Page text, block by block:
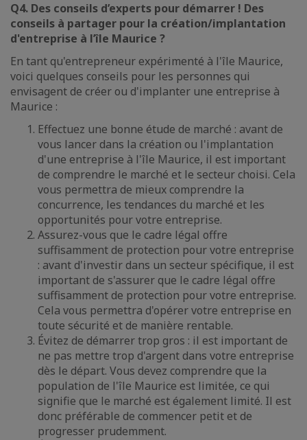
Q4. Des conseils d’experts pour démarrer ! Des
conseils à partager pour la création/implantation
d'entreprise à l’île Maurice ?
En tant qu'entrepreneur expérimenté à l'île Maurice,
voici quelques conseils pour les personnes qui
envisagent de créer ou d'implanter une entreprise à
Maurice :
Effectuez une bonne étude de marché : avant de
vous lancer dans la création ou l'implantation
d'une entreprise à l'île Maurice, il est important
de comprendre le marché et le secteur choisi. Cela
vous permettra de mieux comprendre la
concurrence, les tendances du marché et les
opportunités pour votre entreprise.
Assurez-vous que le cadre légal offre
suffisamment de protection pour votre entreprise
: avant d'investir dans un secteur spécifique, il est
important de s'assurer que le cadre légal offre
suffisamment de protection pour votre entreprise.
Cela vous permettra d'opérer votre entreprise en
toute sécurité et de manière rentable.
Évitez de démarrer trop gros : il est important de
ne pas mettre trop d'argent dans votre entreprise
dès le départ. Vous devez comprendre que la
population de l'île Maurice est limitée, ce qui
signifie que le marché est également limité. Il est
donc préférable de commencer petit et de
progresser prudemment.